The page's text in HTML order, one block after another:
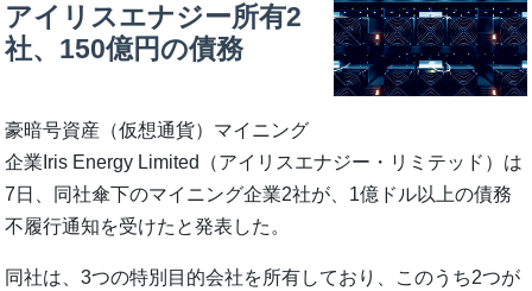
アイリスエナジー所有2
社、150億円の債務
豪暗号資産（仮想通貨）マイニング
企業Iris Energy Limited（アイリスエナジー・リミテッド）は
7日、同社傘下のマイニング企業2社が、1億ドル以上の債務
不履行通知を受けたと発表した。
同社は、3つの特別目的会社を所有しており、このうち2つが